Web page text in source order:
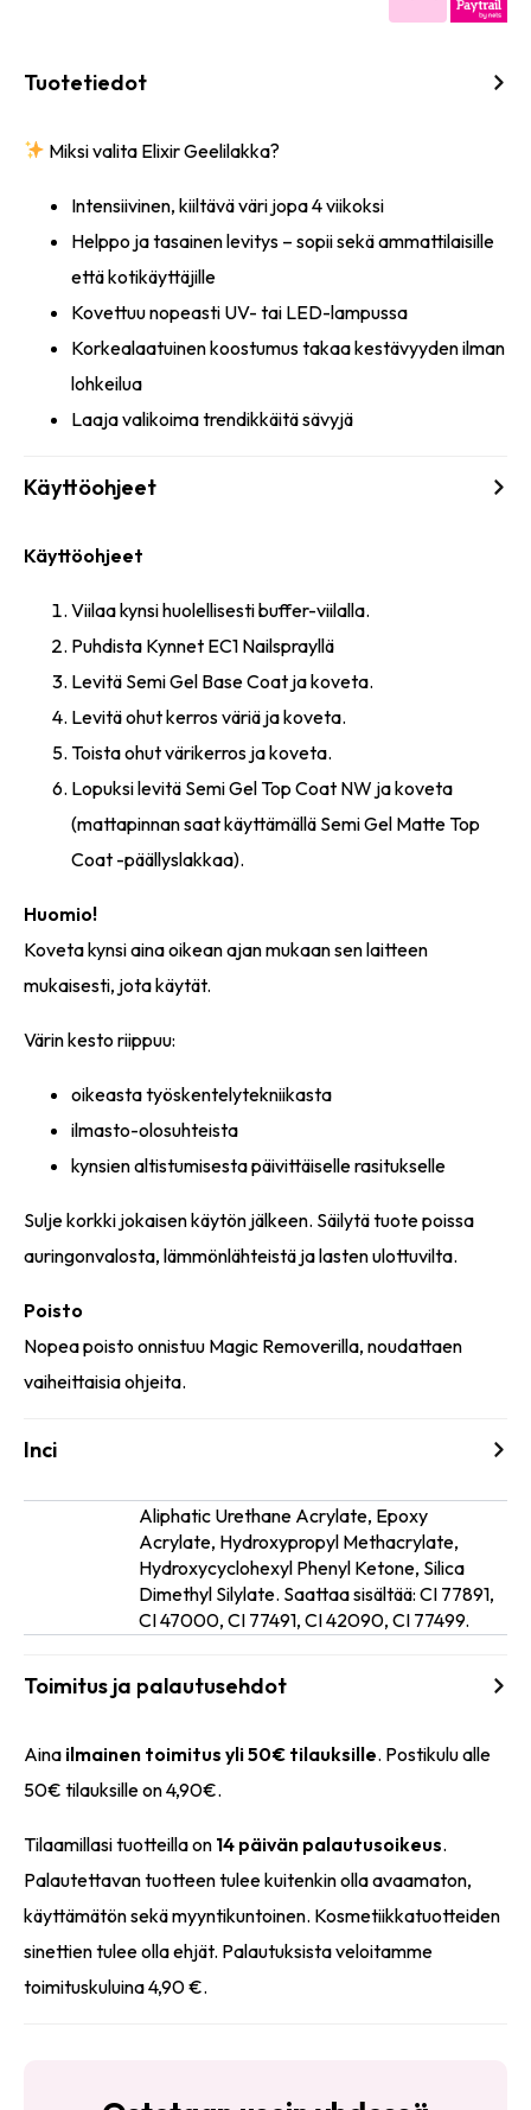
Tuotetiedot
Miksi valita Elixir Geelilakka?
Intensiivinen, kiiltävä väri jopa 4 viikoksi
Helppo ja tasainen levitys – sopii sekä ammattilaisille
että kotikäyttäjille
Kovettuu nopeasti UV- tai LED-lampussa
Korkealaatuinen koostumus takaa kestävyyden ilman
lohkeilua
Laaja valikoima trendikkäitä sävyjä
Käyttöohjeet
Käyttöohjeet
Viilaa kynsi huolellisesti buffer-viilalla.
Puhdista Kynnet EC1 Nailsprayllä
Levitä Semi Gel Base Coat ja koveta.
Levitä ohut kerros väriä ja koveta.
Toista ohut värikerros ja koveta.
Lopuksi levitä Semi Gel Top Coat NW ja koveta
(mattapinnan saat käyttämällä Semi Gel Matte Top
Coat -päällyslakkaa).
Huomio!
Koveta kynsi aina oikean ajan mukaan sen laitteen
mukaisesti, jota käytät.
Värin kesto riippuu:
oikeasta työskentelytekniikasta
ilmasto-olosuhteista
kynsien altistumisesta päivittäiselle rasitukselle
Sulje korkki jokaisen käytön jälkeen. Säilytä tuote poissa
auringonvalosta, lämmönlähteistä ja lasten ulottuvilta.
Poisto
Nopea poisto onnistuu Magic Removerilla, noudattaen
vaiheittaisia ohjeita.
Inci
Aliphatic Urethane Acrylate, Epoxy
Acrylate, Hydroxypropyl Methacrylate,
Hydroxycyclohexyl Phenyl Ketone, Silica
Dimethyl Silylate. Saattaa sisältää: CI 77891,
CI 47000, CI 77491, CI 42090, CI 77499.
Toimitus ja palautusehdot
Aina ilmainen toimitus yli 50€ tilauksille. Postikulu alle
50€ tilauksille on 4,90€.
Tilaamillasi tuotteilla on 14 päivän palautusoikeus.
Palautettavan tuotteen tulee kuitenkin olla avaamaton,
käyttämätön sekä myyntikuntoinen. Kosmetiikkatuotteiden
sinettien tulee olla ehjät. Palautuksista veloitamme
toimituskuluina 4,90 €.